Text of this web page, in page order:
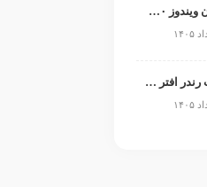
علت بوت نشدن ویندوز ۱۰ و ۱۱ + آموزش رفع مشکل (راهنمای گام‌به‌گام)
افزایش سرعت رندر افتر افکت؛ رفع کندی After Effects